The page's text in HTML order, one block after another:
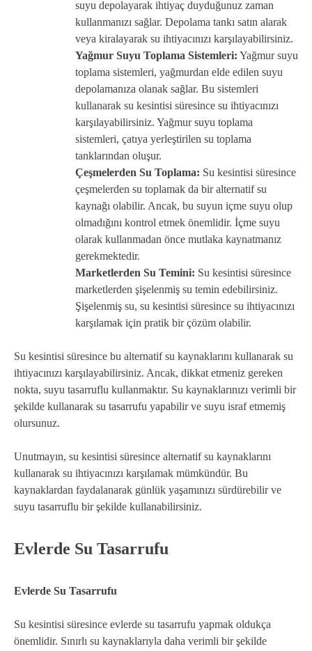
suyu depolayarak ihtiyaç duyduğunuz zaman
kullanmanızı sağlar. Depolama tankı satın alarak
veya kiralayarak su ihtiyacınızı karşılayabilirsiniz.
Yağmur Suyu Toplama Sistemleri: Yağmur suyu
toplama sistemleri, yağmurdan elde edilen suyu
depolamanıza olanak sağlar. Bu sistemleri
kullanarak su kesintisi süresince su ihtiyacınızı
karşılayabilirsiniz. Yağmur suyu toplama
sistemleri, çatıya yerleştirilen su toplama
tanklarından oluşur.
Çeşmelerden Su Toplama: Su kesintisi süresince
çeşmelerden su toplamak da bir alternatif su
kaynağı olabilir. Ancak, bu suyun içme suyu olup
olmadığını kontrol etmek önemlidir. İçme suyu
olarak kullanmadan önce mutlaka kaynatmanız
gerekmektedir.
Marketlerden Su Temini: Su kesintisi süresince
marketlerden şişelenmiş su temin edebilirsiniz.
Şişelenmiş su, su kesintisi süresince su ihtiyacınızı
karşılamak için pratik bir çözüm olabilir.
Su kesintisi süresince bu alternatif su kaynaklarını kullanarak su
ihtiyacınızı karşılayabilirsiniz. Ancak, dikkat etmeniz gereken
nokta, suyu tasarruflu kullanmaktır. Su kaynaklarınızı verimli bir
şekilde kullanarak su tasarrufu yapabilir ve suyu israf etmemiş
olursunuz.
Unutmayın, su kesintisi süresince alternatif su kaynaklarını
kullanarak su ihtiyacınızı karşılamak mümkündür. Bu
kaynaklardan faydalanarak günlük yaşamınızı sürdürebilir ve
suyu tasarruflu bir şekilde kullanabilirsiniz.
Evlerde Su Tasarrufu
Evlerde Su Tasarrufu
Su kesintisi süresince evlerde su tasarrufu yapmak oldukça
önemlidir. Sınırlı su kaynaklarıyla daha verimli bir şekilde